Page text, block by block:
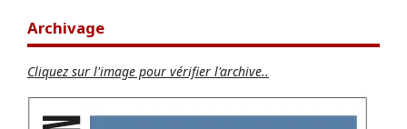
Archivage
Cliquez sur l'image pour vérifier l'archive..